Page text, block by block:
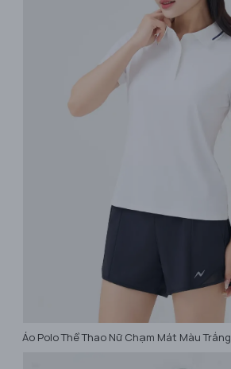
Áo Polo Thể Thao Nữ Chạm Mát Màu Trắng